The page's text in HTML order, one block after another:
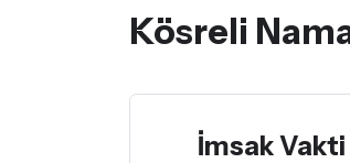
Kösreli
İmsak Vakti